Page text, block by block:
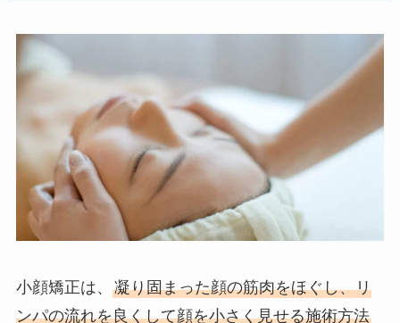
小顔矯正は、 凝り固まった顔の筋肉をほぐし、リ
ンパの流れを良くして顔を小さく見せる施術方法